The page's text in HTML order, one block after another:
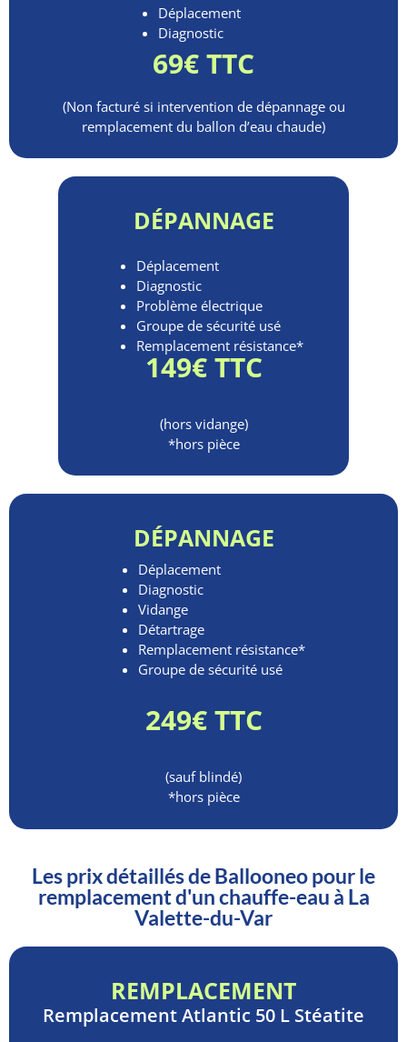
Déplacement
Diagnostic
69€ TTC
(Non facturé si intervention de dépannage ou
remplacement du ballon d’eau chaude)
DÉPANNAGE
Déplacement
Diagnostic
Problème électrique
Groupe de sécurité usé
Remplacement résistance*
149€ TTC
(hors vidange)
*hors pièce
DÉPANNAGE
Déplacement
Diagnostic
Vidange
Détartrage
Remplacement résistance*
Groupe de sécurité usé
249€ TTC
(sauf blindé)
*hors pièce
Les prix détaillés de Ballooneo pour le
remplacement d'un chauffe-eau à La
Valette-du-Var
REMPLACEMENT
RemplacementAtlantic 50 L Stéatite